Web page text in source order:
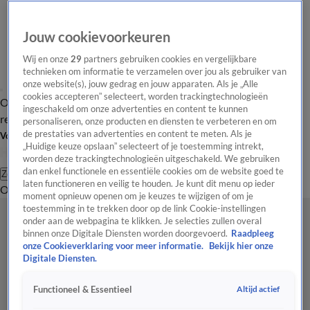
Overzicht Laatste nieuws Regionieuws Het beste van Hart
Tip de
redactie
Volg Hart van Nederland
Zoeken
OverzichtRegioUitzendingenWeerTip de redactiePanelVideo's
Jouw cookievoorkeuren
Wij en onze29 partners gebruiken cookies en vergelijkbare
technieken om informatie te verzamelen over jou als gebruiker van
onze website(s), jouw gedrag en jouw apparaten. Als je „Alle
cookies accepteren” selecteert, worden trackingtechnologieën
ingeschakeld om onze advertenties en content te kunnen
personaliseren, onze producten en diensten te verbeteren en om
de prestaties van advertenties en content te meten. Als je
„Huidige keuze opslaan” selecteert of je toestemming intrekt,
worden deze trackingtechnologieën uitgeschakeld. We gebruiken
dan enkel functionele en essentiële cookies om de website goed te
laten functioneren en veilig te houden. Je kunt dit menu op ieder
moment opnieuw openen om je keuzes te wijzigen of om je
toestemming in te trekken door op de link Cookie-instellingen
onder aan de webpagina te klikken. Je selecties zullen overal
binnen onze Digitale Diensten worden doorgevoerd. Raadpleeg
onze Cookieverklaring voor meer informatie.
Bekijk hier onze
Digitale Diensten.
Functioneel & Essentieel Altijd actief